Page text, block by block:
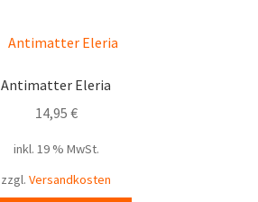
Antimatter Eleria
14,95 €
inkl. 19 % MwSt.
zzgl. Versandkosten